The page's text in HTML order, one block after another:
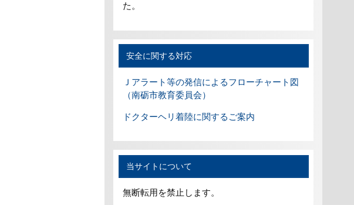
た。
安全に関する対応
Ｊアラート等の発信によるフローチャート図
（南砺市教育委員会）
ドクターヘリ着陸に関するご案内
当サイトについて
無断転用を禁止します。